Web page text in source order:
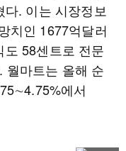
. 이는 시장정보
치인 1677억달러
58센트로 전문
월마트는 올해 순
에서